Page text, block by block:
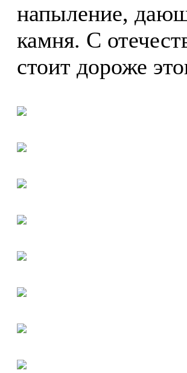
напыление,
камня. С
стоит дороже